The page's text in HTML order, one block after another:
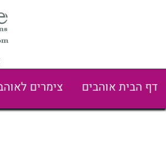
דף הבית אוהבים צימרים